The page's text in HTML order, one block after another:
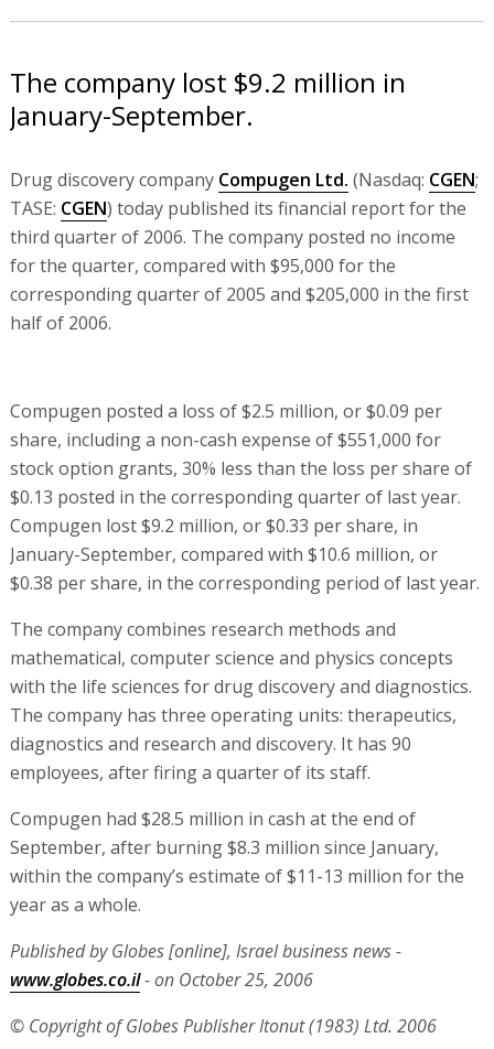
The company lost $9.2 million in
January-September.
Drug discovery company Compugen Ltd. (Nasdaq: CGEN;
TASE: CGEN) today published its financial report for the
third quarter of 2006. The company posted no income
for the quarter, compared with $95,000 for the
corresponding quarter of 2005 and $205,000 in the first
half of 2006.
Compugen posted a loss of $2.5 million, or $0.09 per
share, including a non-cash expense of $551,000 for
stock option grants, 30% less than the loss per share of
$0.13 posted in the corresponding quarter of last year.
Compugen lost $9.2 million, or $0.33 per share, in
January-September, compared with $10.6 million, or
$0.38 per share, in the corresponding period of last year.
The company combines research methods and
mathematical, computer science and physics concepts
with the life sciences for drug discovery and diagnostics.
The company has three operating units: therapeutics,
diagnostics and research and discovery. It has 90
employees, after firing a quarter of its staff.
Compugen had $28.5 million in cash at the end of
September, after burning $8.3 million since January,
within the company’s estimate of $11-13 million for the
year as a whole.
Published by Globes [online], Israel business news -
www.globes.co.il- on October 25, 2006
© Copyright of Globes Publisher Itonut (1983) Ltd. 2006